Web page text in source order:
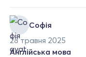
Софія
28 травня 2025
Англійська мова